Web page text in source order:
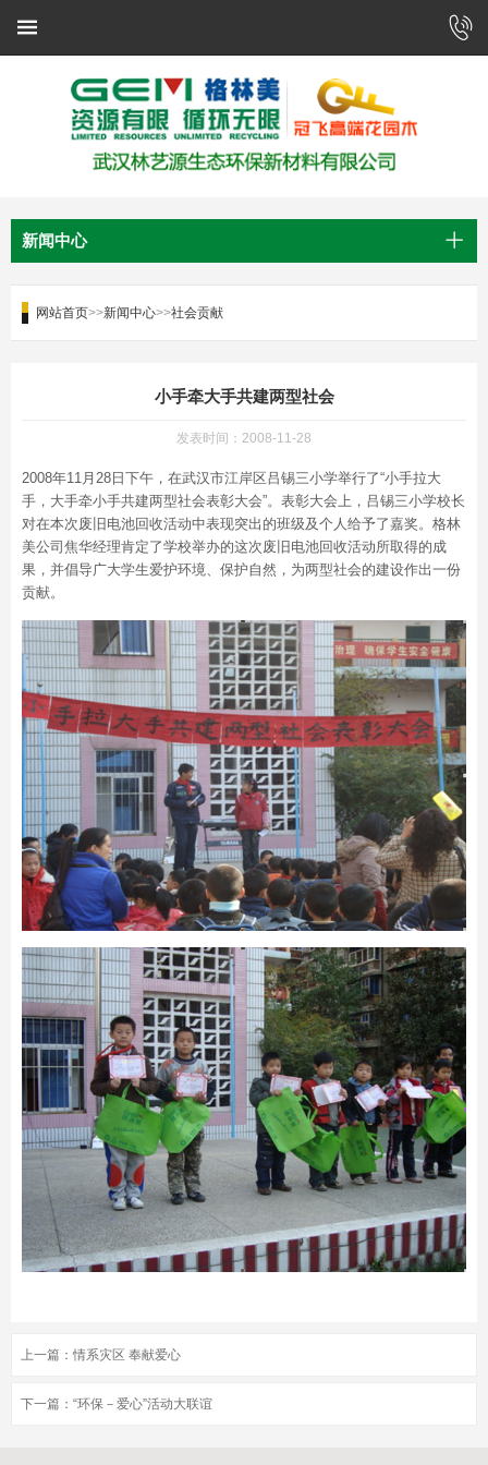
新闻中心
网站首页>>新闻中心>>社会贡献
小手牵大手共建两型社会
发表时间：2008-11-28
2008年11月28日下午，在武汉市江岸区吕锡三小学举行了“小手拉大
手，大手牵小手共建两型社会表彰大会”。表彰大会上，吕锡三小学校长
对在本次废旧电池回收活动中表现突出的班级及个人给予了嘉奖。格林
美公司焦华经理肯定了学校举办的这次废旧电池回收活动所取得的成
果，并倡导广大学生爱护环境、保护自然，为两型社会的建设作出一份
贡献。
上一篇： 情系灾区 奉献爱心
下一篇： “环保－爱心”活动大联谊